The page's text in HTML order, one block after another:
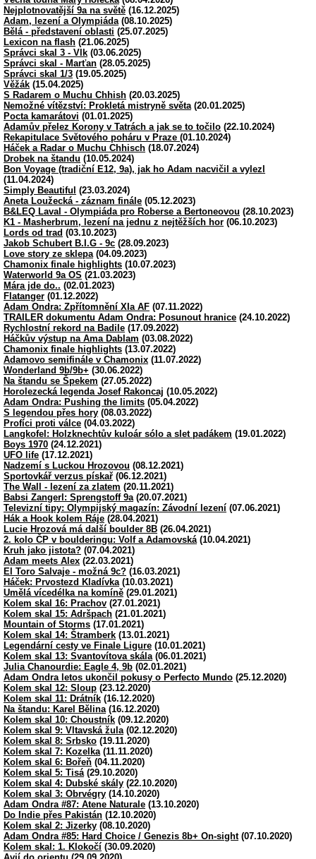
Nejplotnovatější 9a na světě (16.12.2025)
Adam, lezení a Olympiáda (08.10.2025)
Bělá - představení oblasti (25.07.2025)
Lexicon na flash (21.06.2025)
Správci skal 3 - Vlk (03.06.2025)
Správci skal - Marťan (28.05.2025)
Správci skal 1/3 (19.05.2025)
Věžák (15.04.2025)
S Radarem o Muchu Chhish (20.03.2025)
Nemožné vítězství: Prokletá mistryně světa (20.01.2025)
Pocta kamarátovi (01.01.2025)
Adamův přelez Korony v Tatrách a jak se to točilo (22.10.2024)
Rekapitulace Světového poháru v Praze (01.10.2024)
Háček a Radar o Muchu Chhisch (18.07.2024)
Drobek na štandu (10.05.2024)
Bon Voyage (tradiční E12, 9a), jak ho Adam nacvičil a vylezl
(11.04.2024)
Simply Beautiful (23.03.2024)
Aneta Loužecká - záznam finále (05.12.2023)
B&LEQ Laval - Olympiáda pro Roberse a Bertoneovou (28.10.2023)
K1 - Masherbrum, lezení na jednu z nejtěžších hor (06.10.2023)
Lords od trad (03.10.2023)
Jakob Schubert B.I.G - 9c (28.09.2023)
Love story ze sklepa (04.09.2023)
Chamonix finale highlights (10.07.2023)
Waterworld 9a OS (21.03.2023)
Mára jde do.. (02.01.2023)
Flatanger (01.12.2022)
Adam Ondra: Zpřítomnění XIa AF (07.11.2022)
TRAILER dokumentu Adam Ondra: Posunout hranice (24.10.2022)
Rychlostní rekord na Badile (17.09.2022)
Háčkův výstup na Ama Dablam (03.08.2022)
Chamonix finale highlights (13.07.2022)
Adamovo semifinále v Chamonix (11.07.2022)
Wonderland 9b/9b+ (30.06.2022)
Na štandu se Špekem (27.05.2022)
Horolezecká legenda Josef Rakoncaj (10.05.2022)
Adam Ondra: Pushing the limits (05.04.2022)
S legendou přes hory (08.03.2022)
Profíci proti válce (04.03.2022)
Langkofel: Holzknechtův kuloár sólo a slet padákem (19.01.2022)
Boys 1970 (24.12.2021)
UFO life (17.12.2021)
Nadzemí s Luckou Hrozovou (08.12.2021)
Sportovkář verzus pískař (06.12.2021)
The Wall - lezení za zlatem (20.11.2021)
Babsi Zangerl: Sprengstoff 9a (20.07.2021)
Televizní tipy: Olympijský magazín: Závodní lezení (07.06.2021)
Hák a Hook kolem Ráje (28.04.2021)
Lucie Hrozová má další boulder 8B (26.04.2021)
2. kolo ČP v boulderingu: Volf a Adamovská (10.04.2021)
Kruh jako jistota? (07.04.2021)
Adam meets Alex (22.03.2021)
El Toro Salvaje - možná 9c? (16.03.2021)
Háček: Prvostezd Kladívka (10.03.2021)
Umělá vícedélka na komíně (29.01.2021)
Kolem skal 16: Prachov (27.01.2021)
Kolem skal 15: Adršpach (21.01.2021)
Mountain of Storms (17.01.2021)
Kolem skal 14: Štramberk (13.01.2021)
Legendární cesty ve Finale Ligure (10.01.2021)
Kolem skal 13: Svantovítova skála (06.01.2021)
Julia Chanourdie: Eagle 4, 9b (02.01.2021)
Adam Ondra letos ukončil pokusy o Perfecto Mundo (25.12.2020)
Kolem skal 12: Sloup (23.12.2020)
Kolem skal 11: Drátník (16.12.2020)
Na štandu: Karel Bělina (16.12.2020)
Kolem skal 10: Choustník (09.12.2020)
Kolem skal 9: Vltavská žula (02.12.2020)
Kolem skal 8: Srbsko (19.11.2020)
Kolem skal 7: Kozelka (11.11.2020)
Kolem skal 6: Bořeň (04.11.2020)
Kolem skal 5: Tisá (29.10.2020)
Kolem skal 4: Dubské skály (22.10.2020)
Kolem skal 3: Obrvégry (14.10.2020)
Adam Ondra #87: Atene Naturale (13.10.2020)
Do Indie přes Pakistán (12.10.2020)
Kolem skal 2: Jizerky (08.10.2020)
Adam Ondra #85: Hard Choice / Genezis 8b+ On-sight(07.10.2020)
Kolem skal: 1. Klokočí (30.09.2020)